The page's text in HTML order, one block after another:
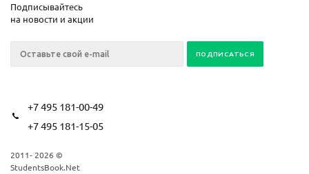
Подписывайтесь
на новости и акции
+7 495 181-00-49
+7 495 181-15-05
2011- 2026 ©
StudentsBook.Net